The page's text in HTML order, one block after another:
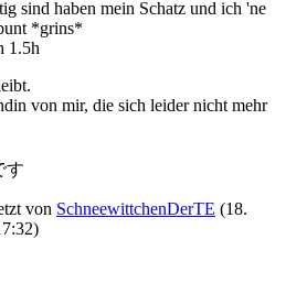
sind haben mein Schatz und ich 'ne
*grins*
1.5h
von mir, die sich leider nicht mehr
す
von SchneewittchenDerTE (18.
)